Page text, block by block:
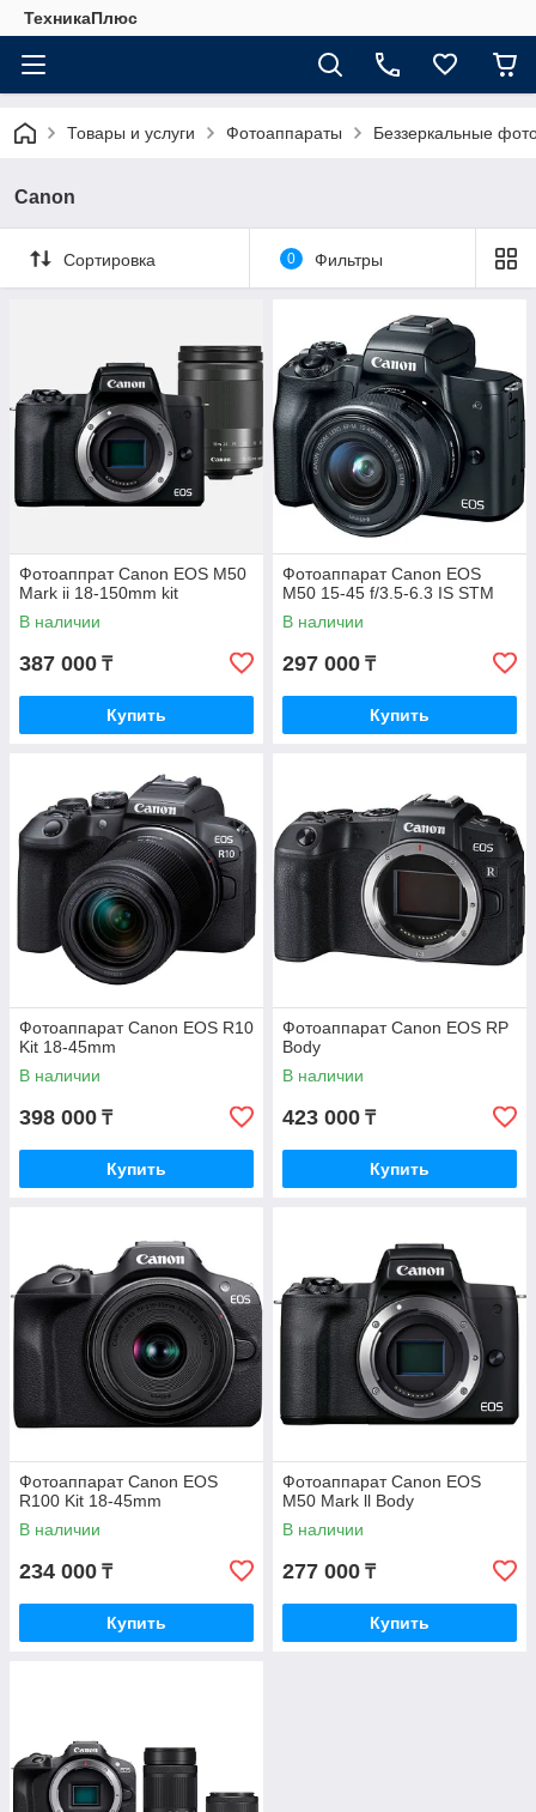
ТехникаПлюс
Товары и услуги Фотоаппараты Беззеркальные
Canon
Сортировка 0 Фильтры
Фотоаппрат Canon EOS M50
Mark ii 18-150mm kit
В наличии
387 000 ₸
Купить
Фотоаппарат Canon EOS
M50 15-45 f/3.5-6.3 IS STM
В наличии
297 000 ₸
Купить
Фотоаппарат Canon EOS R10
Kit 18-45mm
В наличии
398 000 ₸
Купить
Фотоаппарат Canon EOS RP
Body
В наличии
423 000 ₸
Купить
Фотоаппарат Canon EOS
R100 Kit 18-45mm
В наличии
234 000 ₸
Купить
Фотоаппарат Canon EOS
M50 Mark ll Body
В наличии
277 000 ₸
Купить